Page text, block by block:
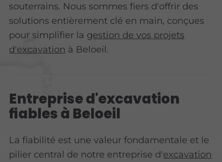
souterrains. Nous sommes fiers d'offrir des
solutions entièrement clé en main, conçues
pour simplifier la gestion de vos projets
d'excavation à Beloeil.
Entreprise d'excavation
fiables à Beloeil
La fiabilité est une valeur fondamentale et le
pilier central de notre entreprise d'excavation